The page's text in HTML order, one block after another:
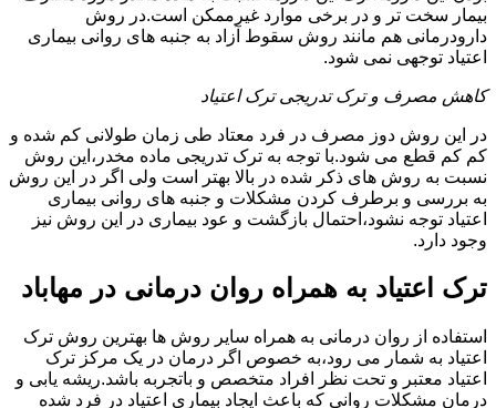
بیمار سخت تر و در برخی موارد غیرممکن است.در روش
دارودرمانی هم مانند روش سقوط آزاد به جنبه های روانی بیماری
اعتیاد توجهی نمی شود.
کاهش مصرف و ترک تدریجی ترک اعتیاد
در این روش دوز مصرف در فرد معتاد طی زمان طولانی کم شده و
کم کم قطع می شود.با توجه به ترک تدریجی ماده مخدر،این روش
نسبت به روش های ذکر شده در بالا بهتر است ولی اگر در این روش
به بررسی و برطرف کردن مشکلات و جنبه های روانی بیماری
اعتیاد توجه نشود،احتمال بازگشت و عود بیماری در این روش نیز
وجود دارد.
ترک اعتیاد به همراه روان درمانی در مهاباد
استفاده از روان درمانی به همراه سایر روش ها بهترین روش ترک
اعتیاد به شمار می رود،به خصوص اگر درمان در یک مرکز ترک
اعتیاد معتبر و تحت نظر افراد متخصص و باتجربه باشد.ریشه یابی و
درمان مشکلات روانی که باعث ایجاد بیماری اعتیاد در فرد شده